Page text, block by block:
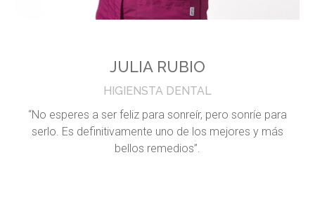
JULIA RUBIO
HIGIENSTA DENTAL
“No esperes a ser feliz para sonreír, pero sonríe para
serlo. Es definitivamente uno de los mejores y más
bellos remedios”.